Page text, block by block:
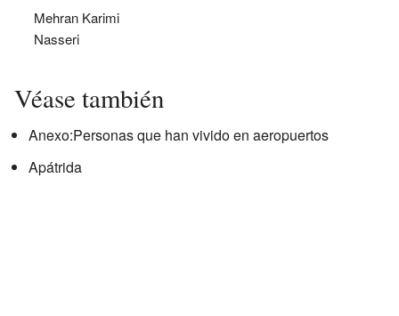
Mehran Karimi
Nasseri
Véase también
Anexo:Personas que han vivido en aeropuertos
Apátrida